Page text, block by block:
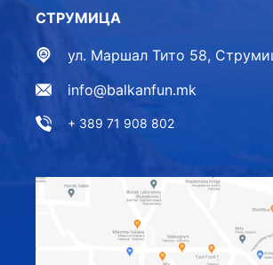
СТРУМИЦА
ул. Маршал Тито 58,
info@balkanfun.mk
+ 389 71 908 802